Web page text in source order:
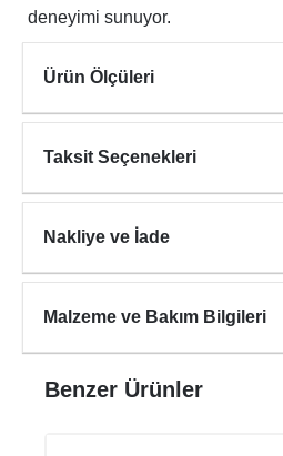
deneyimi sunuyor.
Ürün Ölçüleri
Taksit Seçenekleri
Nakliye ve İade
Malzeme ve Bakım Bilgileri
Benzer Ürünler